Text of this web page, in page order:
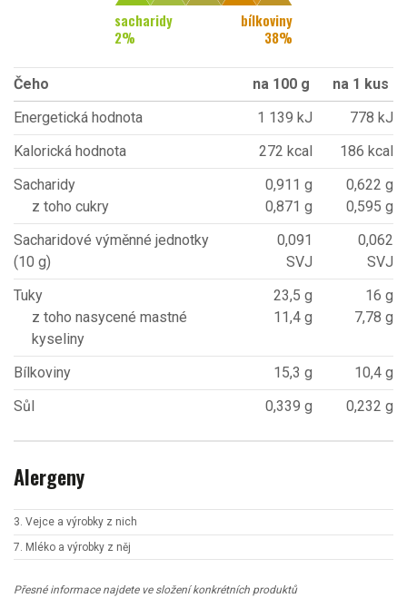
sacharidy
2%
bílkoviny
38%
Čeho na 100 g
na 1 kus
Energetická hodnota
1 139 kJ
778 kJ
Kalorická hodnota
272 kcal
186 kcal
Sacharidy
z toho cukry
0,911 g
0,871 g
0,622 g
0,595 g
Sacharidové výměnné jednotky
(10 g)
0,091
SVJ
0,062
SVJ
Tuky
z toho nasycené mastné
kyseliny
23,5 g
11,4 g
16 g
7,78 g
Bílkoviny 15,3 g
10,4 g
Sůl
0,339 g 0,232 g
Alergeny
3. Vejce a výrobky z nich
7. Mléko a výrobky z něj
Přesné informace najdete ve složení konkrétních produktů